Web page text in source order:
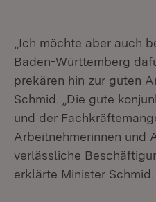
„Ich möchte aber auch
Baden-Württemberg
prekären hin zur guten
Schmid. „Die gute
und der
Arbeitnehmerinnen und
verlässliche
erklärte Minister Schmid.